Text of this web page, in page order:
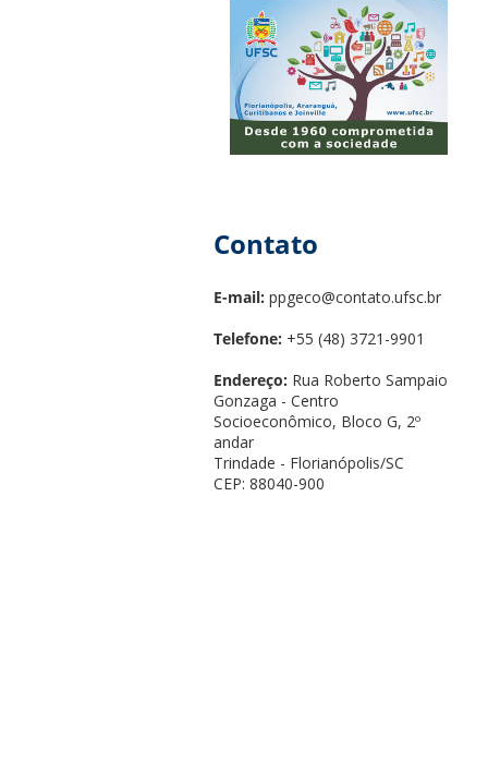
Contato
E-mail: ppgeco@contato.ufsc.br
Telefone: +55 (48) 3721-9901
Endereço: Rua Roberto Sampaio
Gonzaga - Centro
Socioeconômico, Bloco G, 2º
andar
Trindade - Florianópolis/SC
CEP: 88040-900